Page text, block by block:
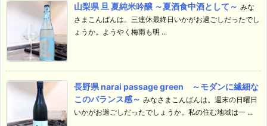
山梨県 旦 夏純米吟醸 ～夏酒食中酒として～ みな
さまこんばんは。三連休最終日いかがお過ごしだったでし
ょうか。ようやく梅雨も明 ...
長野県 narai passage green ～モダンに繊細な
このバランス感～ みなさまこんばんは。週末の日曜日
いかがお過ごしだったでしょうか。私の住む地域は一 ...